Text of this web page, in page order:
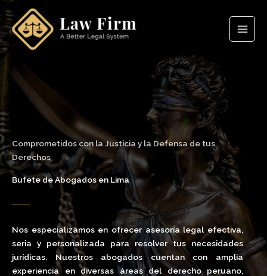
al
contenido
Comprometidos con la Justicia y la Defensa de tus
Derechos
Bufete de Abogados en Lima
Nos especializamos en ofrecerasesoría legal efectiva,
seria y personalizada para resolver tus necesidades
jurídicas. Nuestros abogados cuentan con amplia
experiencia en diversas áreas del derecho peruano,